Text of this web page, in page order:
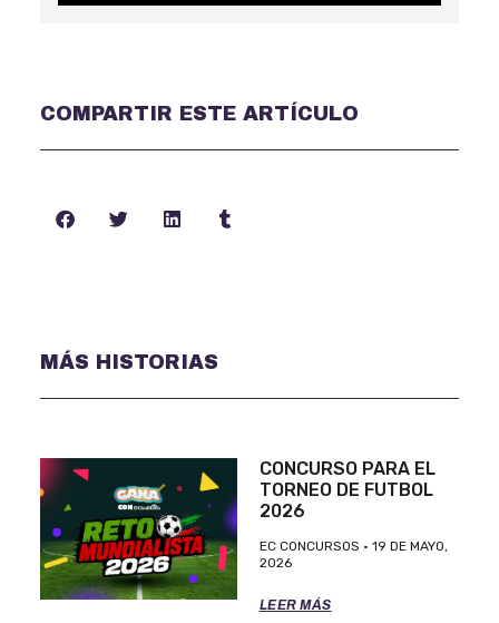
COMPARTIR ESTE ARTÍCULO
MÁS HISTORIAS
CONCURSO PARA EL
TORNEO DE FUTBOL
2026
EC CONCURSOS
19 DE MAYO,
2026
LEER MÁS